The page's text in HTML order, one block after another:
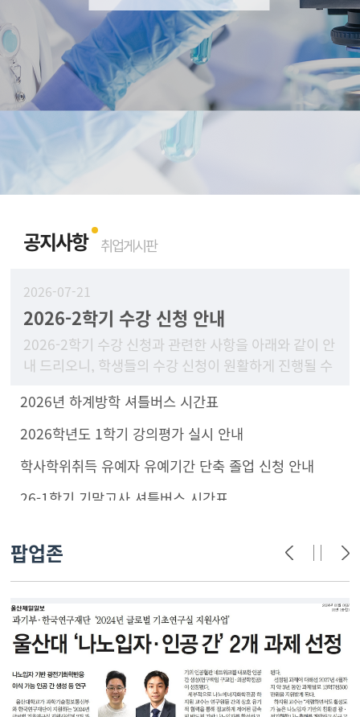
공지사항 취업게시판
2026-07-21
2026-2학기 수강 신청 안내
2026-2학기 수강 신청과 관련한 사항을 아래와 같이 안
내 드리오니, 학생들의 수강 신청이 원활하게 진행될 수
주시기 바랍니
2026년 하계방학 셔틀버스 시간표
2026학년도 1학기 강의평가 실시 안내
학사학위취득 유예자 유예기간 단축 졸업 신청 안내
26-1학기 기말고사 셔틀버스 시간표
팝업존